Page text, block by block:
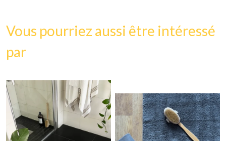
Vous pourriez aussi être intéressé
par